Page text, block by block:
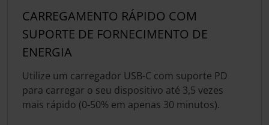
CARREGAMENTO RÁPIDO COM
SUPORTE DE FORNECIMENTO DE
ENERGIA
Utilize um carregador USB-C com suporte PD
para carregar o seu dispositivo até 3,5 vezes
mais rápido (0-50% em apenas 30 minutos).